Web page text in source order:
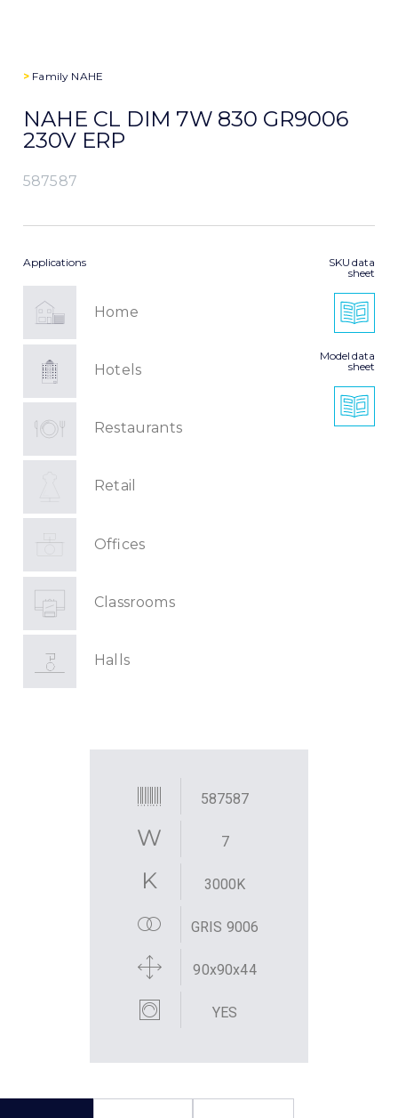
> Family NAHE
NAHE CL DIM 7W 830 GR9006
230V ERP
587587
Applications
Home
Hotels
Restaurants
Retail
Offices
Classrooms
Halls
SKU data
sheet
Model data
sheet
587587
7
3000K
GRIS 9006
90x90x44
YES